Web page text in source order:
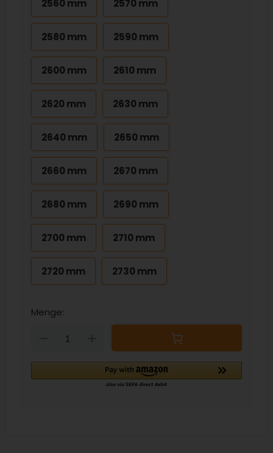
2560 mm 2570 mm
2580 mm 2590 mm
2600 mm 2610 mm
2620 mm 2630 mm
2640 mm 2650 mm
2660 mm 2670 mm
2680 mm 2690 mm
2700 mm 2710 mm
2720 mm 2730 mm
Menge:
Down